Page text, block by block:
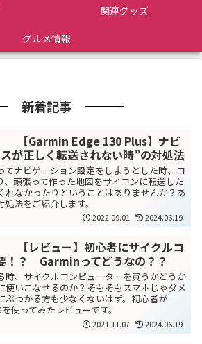
関連グッズ
グルメ情報
新着記事
【Garmin Edge 130 Plus】ナビ
が正しく転送されない時”の対処法
てナビゲーション設定をしようとした時、コ
、頑張って作った地図をサイコンに転送した
れなかったりということはありませんか？あ
法をご紹介します。
2022.09.01 2024.06.19
【レビュー】初心者にサイクルコ
！？ Garminってどうなの？？
時、サイクルコンピューターを買うかどうか
使いこなせるのか？そもそもスマホじゃダメ
ぶつかる方も少なくないはず。初心者が
使ってみたレビューです。
2021.11.07 2024.06.19